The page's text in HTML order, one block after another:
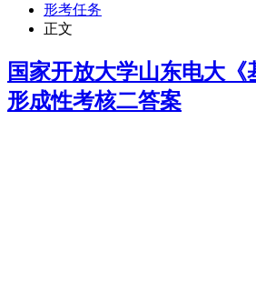
形考任务
正文
国家开放大学山东电大《
形成性考核二答案